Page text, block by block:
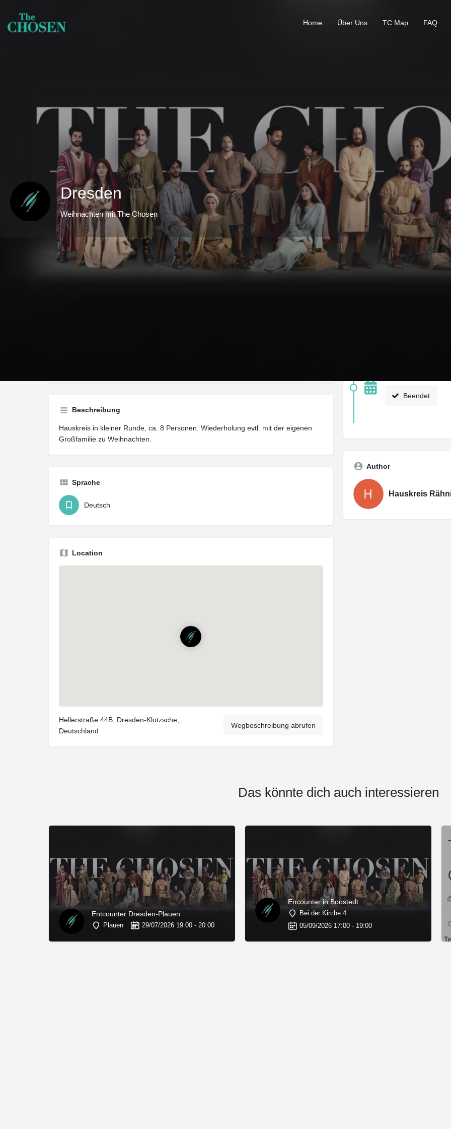
Home Über Uns TC Map FAQ
Dresden
Weihnachten mit The Chosen
Infos Feedback Store
Beschreibung
Hauskreis in kleiner Runde, ca. 8 Personen. Wiederholung evtl. mit der eigenen
Großfamilie zu Weihnachten.
Sprache
Deutsch
Location
Hellerstraße 44B, Dresden-Klotzsche,
Deutschland
Wegbeschreibung abrufen
Beendet
Author
Hauskreis
Das könnte dich auch interessieren
Entcounter Dresden-Plauen
Plauen 29/07/2026 19:00 - 20:00
Encounter in Boostedt
Bei der Kirche 4
05/09/2026 17:00 - 19:00